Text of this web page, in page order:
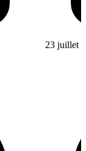
23 juillet